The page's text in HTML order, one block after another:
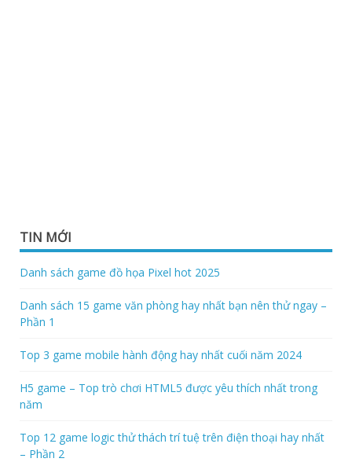
TIN MỚI
Danh sách game đồ họa Pixel hot 2025
Danh sách 15 game văn phòng hay nhất bạn nên thử ngay –
Phần 1
Top 3 game mobile hành động hay nhất cuối năm 2024
H5 game – Top trò chơi HTML5 được yêu thích nhất trong
năm
Top 12 game logic thử thách trí tuệ trên điện thoại hay nhất
– Phần 2